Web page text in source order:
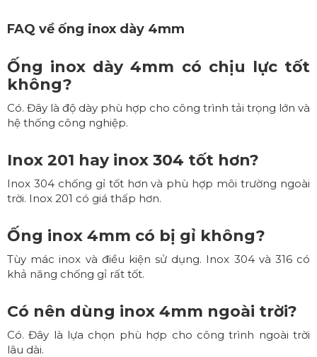
FAQ về ống inox dày 4mm
Ống inox dày 4mm có chịu lực tốt
không?
Có. Đây là độ dày phù hợp cho công trình tải trọng lớn và
hệ thống công nghiệp.
Inox 201 hay inox 304 tốt hơn?
Inox 304 chống gỉ tốt hơn và phù hợp môi trường ngoài
trời. Inox 201 có giá thấp hơn.
Ống inox 4mm có bị gỉ không?
Tùy mác inox và điều kiện sử dụng. Inox 304 và 316 có
khả năng chống gỉ rất tốt.
Có nên dùng inox 4mm ngoài trời?
Có. Đây là lựa chọn phù hợp cho công trình ngoài trời
lâu dài.